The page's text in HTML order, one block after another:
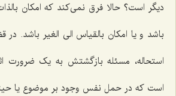
دیگر است؟ حالا فرق نمی‌کند که امکان
باشد و یا امکان بالقیاس الی الغیر باشد.
استحاله، مسئله بازگشتش به یک ضرورت
است که در حمل نفس وجود بر موضوع یا